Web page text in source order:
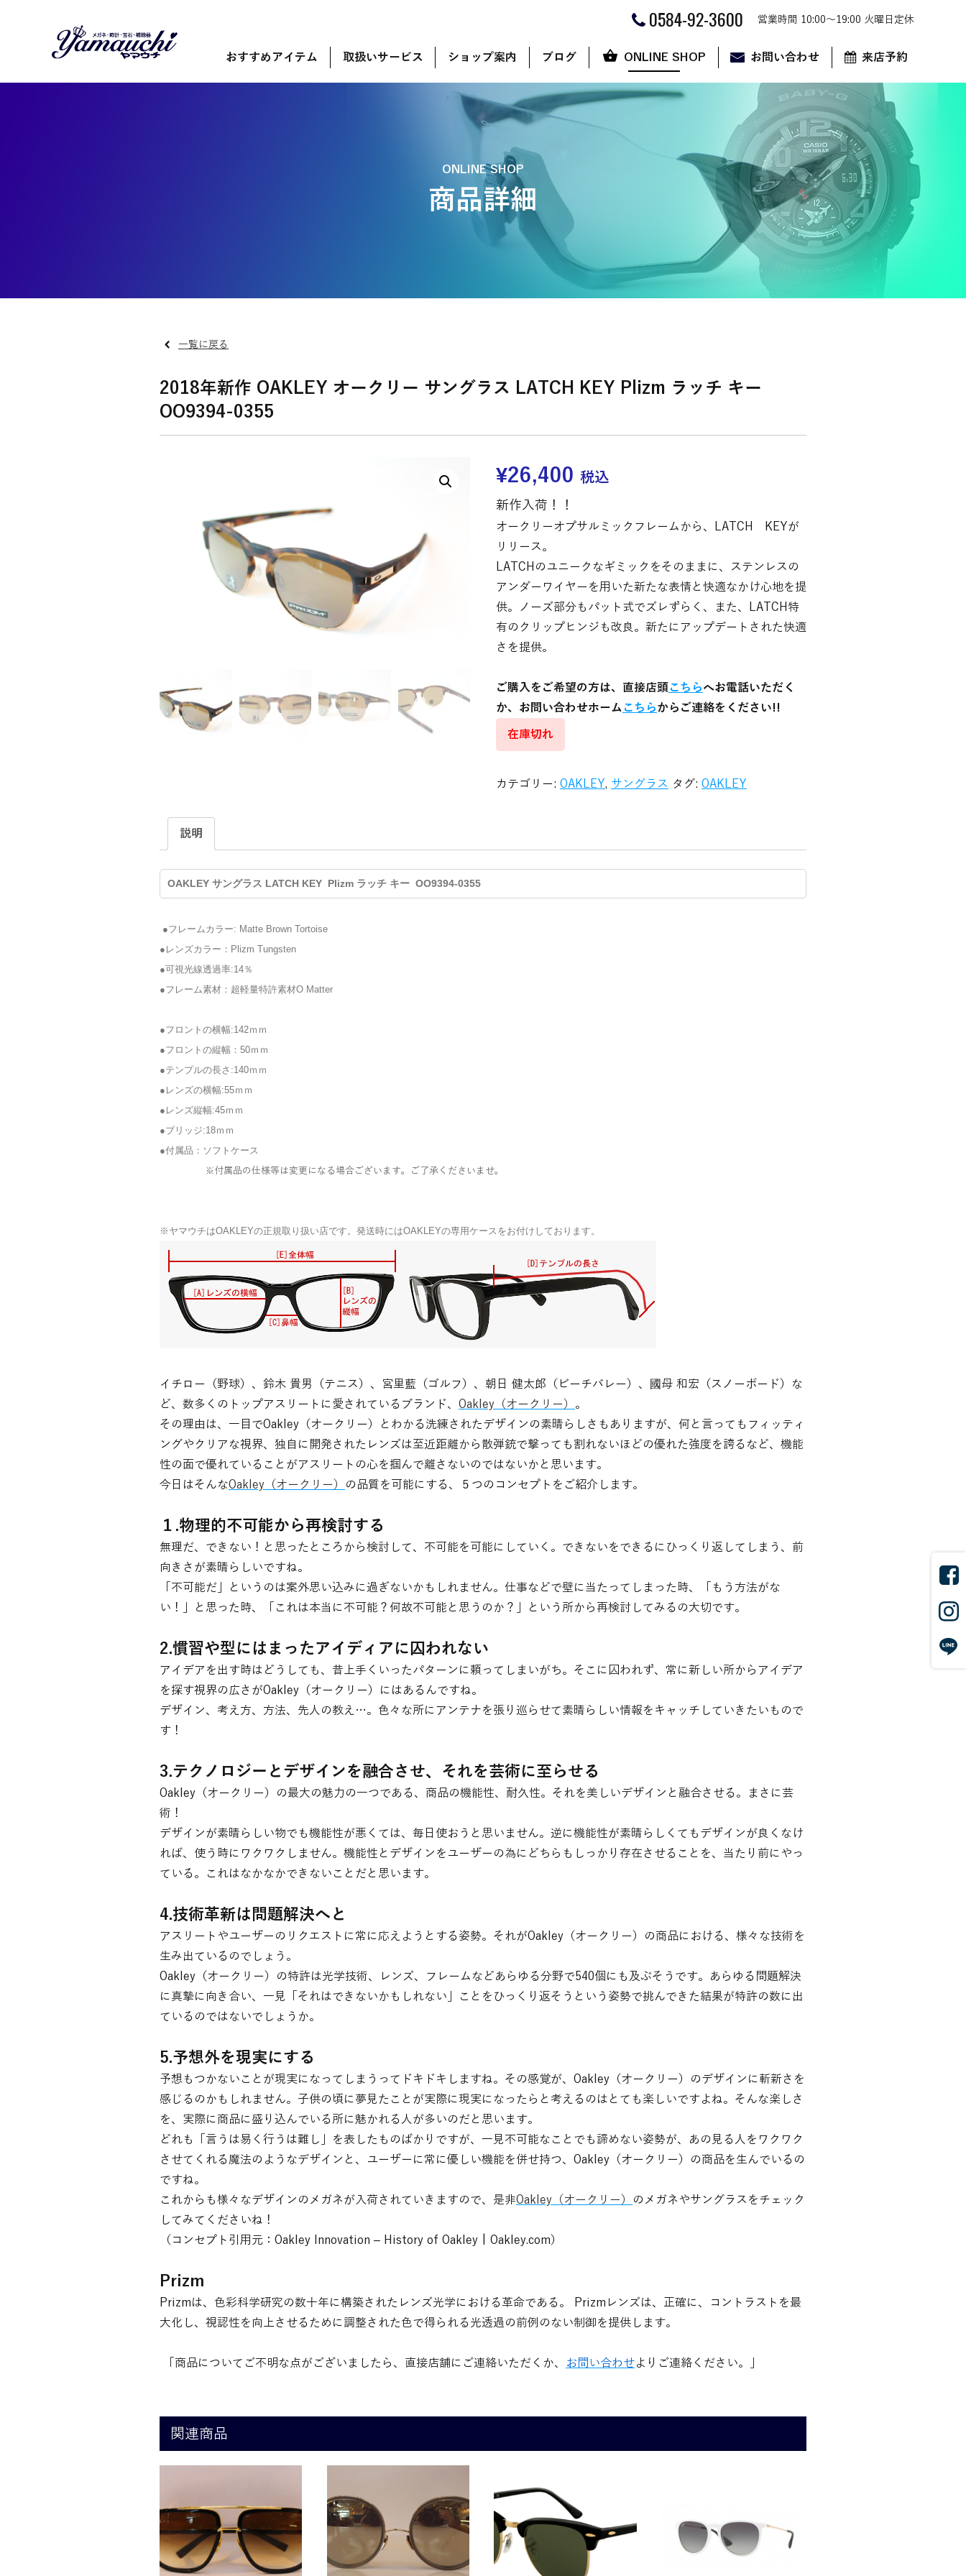
0584-92-3600 営業時間 10:00～19:00 火曜日定休
おすすめアイテム 取扱いサービス ショップ案内 ブログ ONLINE SHOP お問い合わせ 来店予約
ONLINE SHOP
商品詳細
一覧に戻る
2018年新作 OAKLEY オークリー サングラス LATCH KEY Plizm ラッチ キー
OO9394-0355
¥26,400 税込
新作入荷！！
オークリーオプサルミックフレームから、LATCH KEYが
リリース。
LATCHのユニークなギミックをそのままに、ステンレスの
アンダーワイヤーを用いた新たな表情と快適なかけ心地を提
供。ノーズ部分もパット式でズレずらく、また、LATCH特
有のクリップヒンジも改良。新たにアップデートされた快適
さを提供。
ご購入をご希望の方は、直接店頭こちらへお電話いただく
か、お問い合わせホーム こちらからご連絡をください!!
在庫切れ
カテゴリー: OAKLEY, サングラス タグ: OAKLEY
説明
OAKLEY サングラス LATCH KEY Plizm ラッチ キー OO9394-0355
●フレームカラー: Matte Brown Tortoise
●レンズカラー：Plizm Tungsten
●可視光線透過率:14％
●フレーム素材：超軽量特許素材O Matter
●フロントの横幅:142ｍｍ
●フロントの縦幅：50ｍｍ
●テンプルの長さ:140ｍｍ
●レンズの横幅:55ｍｍ
●レンズ縦幅:45ｍｍ
●ブリッジ:18ｍｍ
●付属品：ソフトケース
※付属品の仕様等は変更になる場合ございます。ご了承くださいませ。
※ヤマウチはOAKLEYの正規取り扱い店です。発送時にはOAKLEYの専用ケースをお付けしております。
イチロー（野球）、鈴木 貴男（テニス）、宮里藍（ゴルフ）、朝日 健太郎（ビーチバレー）、國母 和宏（スノーボード）な
ど、数多くのトップアスリートに愛されているブランド、 Oakley（オークリー） 。
その理由は、一目でOakley（オークリー）とわかる洗練されたデザインの素晴らしさもありますが、何と言ってもフィッティ
ングやクリアな視界、独自に開発されたレンズは至近距離から散弾銃で撃っても割れないほどの優れた強度を誇るなど、機能
性の面で優れていることがアスリートの心を掴んで離さないのではないかと思います。
今日はそんなOakley（オークリー） の品質を可能にする、５つのコンセプトをご紹介します。
１.物理的不可能から再検討する
無理だ、できない！と思ったところから検討して、不可能を可能にしていく。できないをできるにひっくり返してしまう、前
向きさが素晴らしいですね。
「不可能だ」というのは案外思い込みに過ぎないかもしれません。仕事などで壁に当たってしまった時、「もう方法がな
い！」と思った時、「これは本当に不可能？何故不可能と思うのか？」という所から再検討してみるの大切です。
2.慣習や型にはまったアイディアに囚われない
アイデアを出す時はどうしても、昔上手くいったパターンに頼ってしまいがち。そこに囚われず、常に新しい所からアイデア
を探す視界の広さがOakley（オークリー）にはあるんですね。
デザイン、考え方、方法、先人の教え…。色々な所にアンテナを張り巡らせて素晴らしい情報をキャッチしていきたいもので
す！
3.テクノロジーとデザインを融合させ、それを芸術に至らせる
Oakley（オークリー）の最大の魅力の一つである、商品の機能性、耐久性。それを美しいデザインと融合させる。まさに芸
術！
デザインが素晴らしい物でも機能性が悪くては、毎日使おうと思いません。逆に機能性が素晴らしくてもデザインが良くなけ
れば、使う時にワクワクしません。機能性とデザインをユーザーの為にどちらもしっかり存在させることを、当たり前にやっ
ている。これはなかなかできないことだと思います。
4.技術革新は問題解決へと
アスリートやユーザーのリクエストに常に応えようとする姿勢。それがOakley（オークリー）の商品における、様々な技術を
生み出ているのでしょう。
Oakley（オークリー）の特許は光学技術、レンズ、フレームなどあらゆる分野で540個にも及ぶそうです。あらゆる問題解決
に真摯に向き合い、一見「それはできないかもしれない」ことをひっくり返そうという姿勢で挑んできた結果が特許の数に出
ているのではないでしょうか。
5.予想外を現実にする
予想もつかないことが現実になってしまうってドキドキしますね。その感覚が、Oakley（オークリー）のデザインに斬新さを
感じるのかもしれません。子供の頃に夢見たことが実際に現実になったらと考えるのはとても楽しいですよね。そんな楽しさ
を、実際に商品に盛り込んでいる所に魅かれる人が多いのだと思います。
どれも「言うは易く行うは難し」を表したものばかりですが、一見不可能なことでも諦めない姿勢が、あの見る人をワクワク
させてくれる魔法のようなデザインと、ユーザーに常に優しい機能を併せ持つ、Oakley（オークリー）の商品を生んでいるの
ですね。
これからも様々なデザインのメガネが入荷されていきますので、是非Oakley（オークリー）
のメガネやサングラスをチェック
してみてくださいね！
（コンセプト引用元：Oakley Innovation – History of Oakley | Oakley.com）
Prizm
Prizmは、色彩科学研究の数十年に構築されたレンズ光学における革命である。 Prizmレンズは、正確に、コントラストを最
大化し、視認性を向上させるために調整された色で得られる光透過の前例のない制御を提供します。
「商品についてご不明な点がございましたら、直接店舗にご連絡いただくか、 お問い合わせよりご連絡ください。」
関連商品